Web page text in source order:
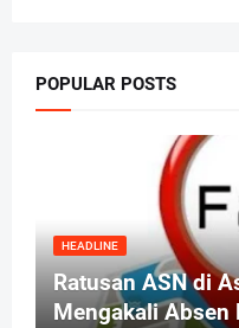
POPULAR POSTS
HEADLINE
Ratusan ASN di
Mengakali Absen